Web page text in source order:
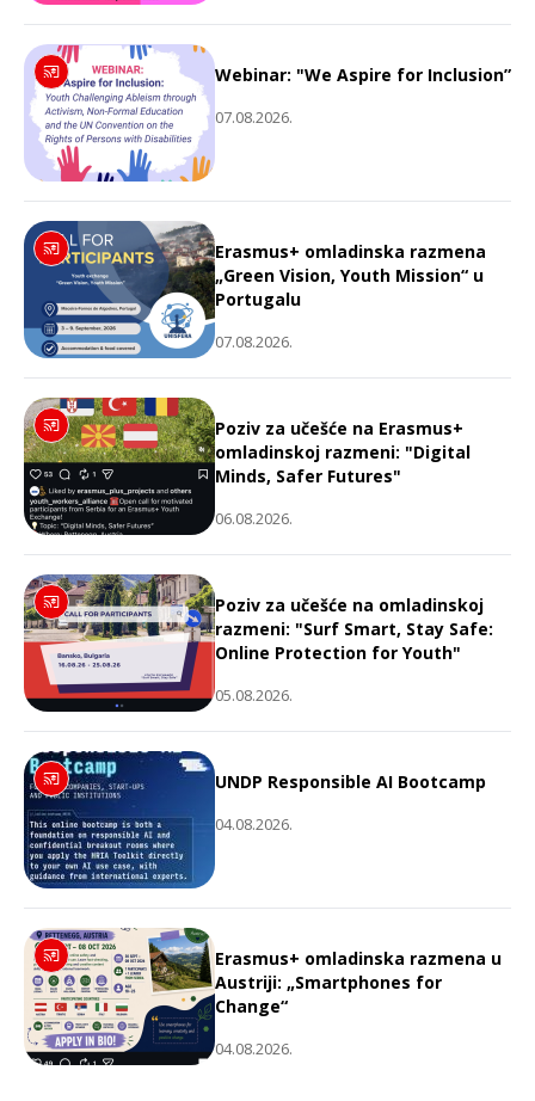
Webinar: "We Aspire for Inclusion”
07.08.2026.
Erasmus+ omladinska razmena
„Green Vision, Youth Mission“ u
Portugalu
07.08.2026.
Poziv za učešće na Erasmus+
omladinskoj razmeni: "Digital
Minds, Safer Futures"
06.08.2026.
Poziv za učešće na omladinskoj
razmeni: "Surf Smart, Stay Safe:
Online Protection for Youth"
05.08.2026.
UNDP Responsible AI Bootcamp
04.08.2026.
Erasmus+ omladinska razmena u
Austriji: „Smartphones for
Change“
04.08.2026.